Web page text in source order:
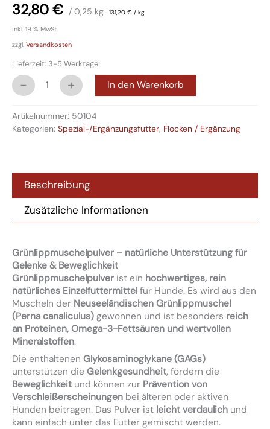
32,80 € / 0,25 kg 131,20 € / kg
inkl. 19 % MwSt.
zzgl. Versandkosten
Lieferzeit: 3-5 Werktage
- + In den Warenkorb
Artikelnummer: 50104
Kategorien: Spezial-/Ergänzungsfutter, Flocken / Ergänzung
Beschreibung
Zusätzliche Informationen
Grünlippmuschelpulver – natürliche Unterstützung für
Gelenke & Beweglichkeit
Grünlippmuschelpulver ist ein hochwertiges, rein
natürliches Einzelfuttermittel für Hunde. Es wird aus den
Muscheln der Neuseeländischen Grünlippmuschel
(Perna canaliculus) gewonnen und ist besonders reich
an Proteinen, Omega-3-Fettsäuren und wertvollen
Mineralstoffen.
Die enthaltenen Glykosaminoglykane (GAGs)
unterstützen die Gelenkgesundheit, fördern die
Beweglichkeit und können zur Prävention von
Verschleißerscheinungen bei älteren oder aktiven
Hunden beitragen. Das Pulver ist leicht verdaulich und
kann einfach unter das Futter gemischt werden.